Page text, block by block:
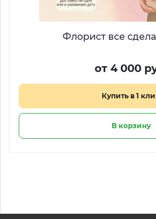
Флорист все
от 4 000
Купить в 1
В корзину